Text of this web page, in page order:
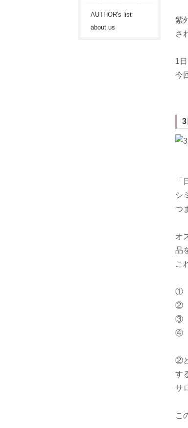
AUTHOR's list
about us
紫
さ
1
今
3
シ
つ
オ
品
こ
①
②
③
④
②
す
サ
こ